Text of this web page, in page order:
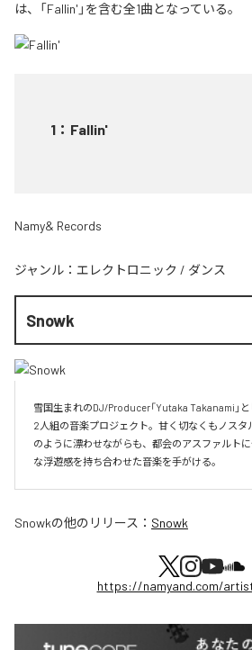
は、「Fallin'」を含む全1曲となっている。
1 ： Fallin'
Namy& Records
ジャンル： エレクトロニック / ダンス
Snowk
雪国生まれのDJ/Producer「Yutaka Takanami」
2人組の音楽プロジェクト。甘く切なくもノスタ
のように漂わせながらも、都会のアスファルトに
な浮遊感を持ち合わせた音楽を手がける。
Snowkの他のリリース： Snowk
https://namyand.com/